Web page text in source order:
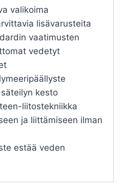
valikoima
lisävarusteita
vaatimusten
vedetyt
kesto
liitostekniikka
ja liittämiseen ilman
estää veden